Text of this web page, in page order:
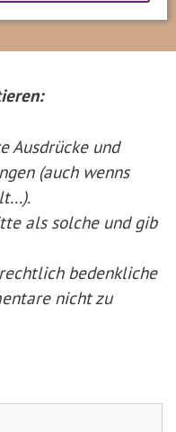
Ausdrücke und
(auch wenns
als solche und gib
bedenkliche
nicht zu